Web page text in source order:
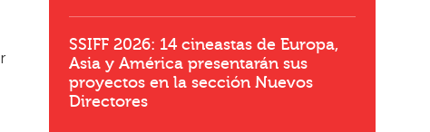
SSIFF 2026: 14 cineastas de Europa,
Asia y América presentarán sus
proyectos en la sección Nuevos
Directores